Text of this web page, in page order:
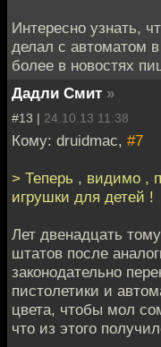
Интересно узнать,
делал с автоматом
более в новостях
Дадли Смит »
#13 | 24.10.13 11:38
Кому: druidmac, #7
> Теперь , видимо ,
игрушки для детей !
Лет двенадцать
штатов после
законодательно
пистолетики и
цвета, чтобы мол
что из этого